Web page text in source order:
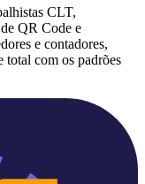
CLT,
QR Code e
e contadores,
total com os padrões